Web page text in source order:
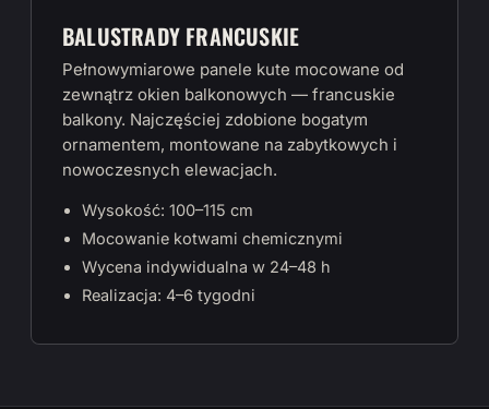
BALUSTRADY FRANCUSKIE
Pełnowymiarowe panele kute mocowane od
zewnątrz okien balkonowych — francuskie
balkony. Najczęściej zdobione bogatym
ornamentem, montowane na zabytkowych i
nowoczesnych elewacjach.
Wysokość: 100–115 cm
Mocowanie kotwami chemicznymi
Wycena indywidualna w 24–48 h
Realizacja: 4–6 tygodni